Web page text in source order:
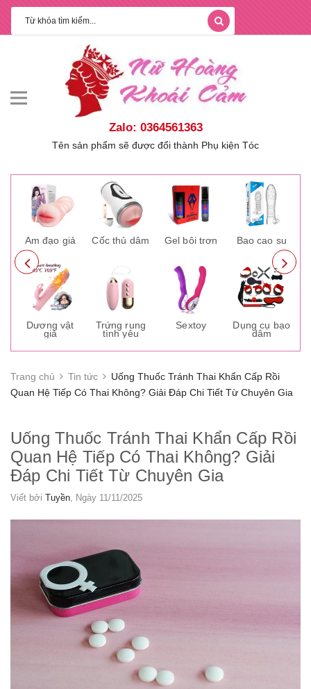
Zalo: 0364561363
Tên sản phẩm sẽ được đổi thành Phụ kiện Tóc
Âm đạo giả
Dương vật
giả
Cốc thủ dâm
Trứng rung
tình yêu
Gel bôi trơn
Sextoy
Bao cao su
Dụng cụ bạo
dâm
Trang chủ Tin tức
Uống Thuốc Tránh Thai Khẩn Cấp Rồi
Quan Hệ Tiếp Có Thai Không? Giải Đáp Chi Tiết Từ Chuyên Gia
Uống Thuốc Tránh Thai Khẩn Cấp Rồi
Quan Hệ Tiếp Có Thai Không? Giải
Đáp Chi Tiết Từ Chuyên Gia
Viết bởi Tuyền , Ngày 11/11/2025